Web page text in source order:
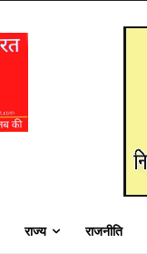
राज्य राजनीति